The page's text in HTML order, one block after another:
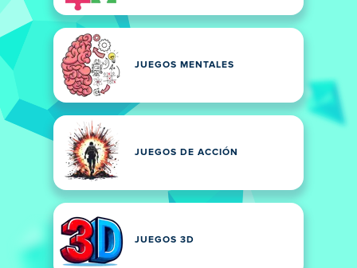
JUEGOS MENTALES
JUEGOS DE ACCIÓN
JUEGOS 3D